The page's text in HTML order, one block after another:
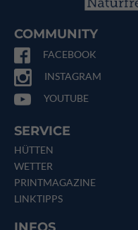
COMMUNITY
FACEBOOK
INSTAGRAM
YOUTUBE
SERVICE
HÜTTEN
WETTER
PRINTMAGAZINE
LINKTIPPS